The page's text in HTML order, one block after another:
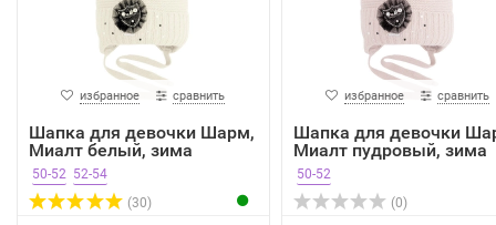
избранное сравнить
Шапка для девочки Шарм,
Миалт белый, зима
50-52 52-54
(30)
избранное сравнить
Шапка для девочки
Миалт пудровый, зима
50-52
(0)